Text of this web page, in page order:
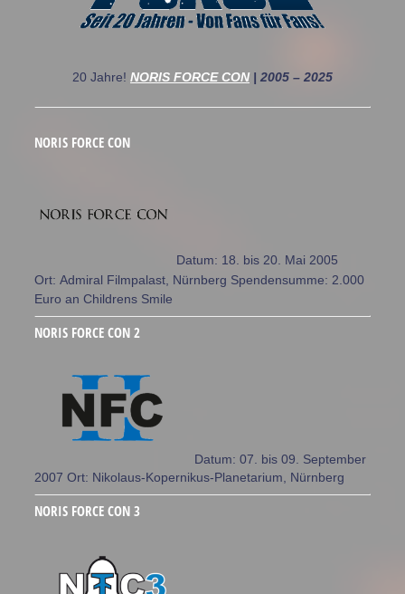
20 Jahre! NORIS FORCE CON| 2005 – 2025
NORIS FORCE CON
Datum: 18. bis 20. Mai 2005
Ort: Admiral Filmpalast, Nürnberg Spendensumme: 2.000
Euro an Childrens Smile
NORIS FORCE CON 2
Datum: 07. bis 09. September
2007 Ort: Nikolaus-Kopernikus-Planetarium, Nürnberg
NORIS FORCE CON 3